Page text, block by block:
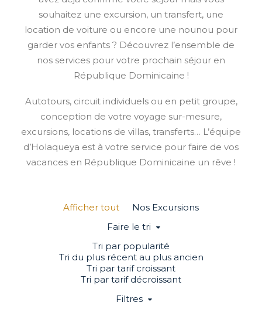
souhaitez une excursion, un transfert, une
location de voiture ou encore une nounou pour
garder vos enfants ? Découvrez l’ensemble de
nos services pour votre prochain séjour en
République Dominicaine !
Autotours, circuit individuels ou en petit groupe,
conception de votre voyage sur-mesure,
excursions, locations de villas, transferts… L’équipe
d’Holaqueya est à votre service pour faire de vos
vacances en République Dominicaine un rêve !
Afficher tout
Nos Excursions
Faire le tri
Tri par popularité
Tri du plus récent au plus ancien
Tri par tarif croissant
Tri par tarif décroissant
Filtres